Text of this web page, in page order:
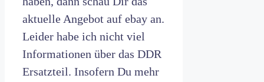
aktuelle Angebot auf ebay an.
Leider habe ich nicht viel
Informationen über das DDR
Ersatzteil. Insofern Du mehr